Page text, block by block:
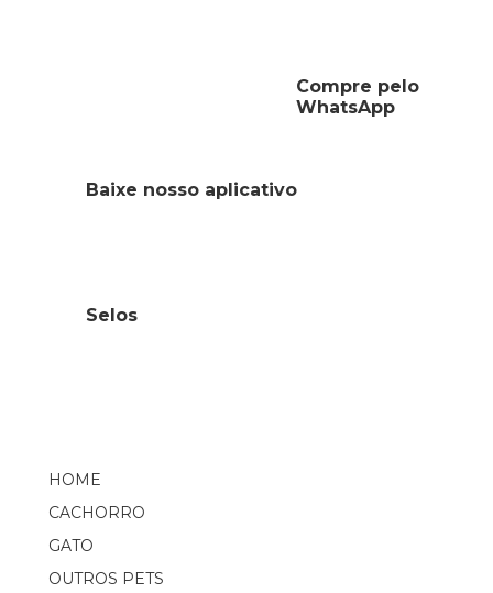
Compre pelo
WhatsApp
HOME
CACHORRO
GATO
OUTROS PETS
Baixe nosso aplicativo
Selos